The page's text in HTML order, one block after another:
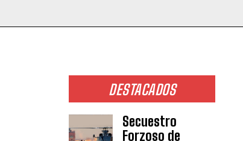
DESTACADOS
Secuestro
Forzoso de